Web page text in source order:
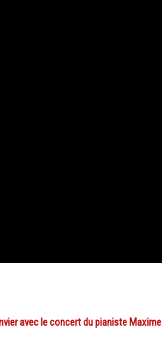
avec le concert du pianiste Maxime